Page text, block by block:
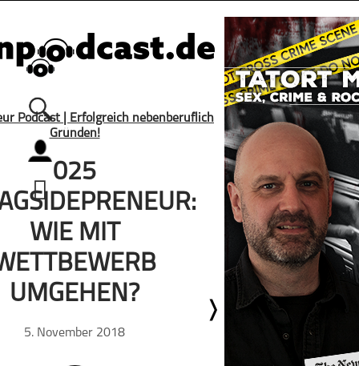
Alle Podcasts
Bildung
Business
Comedy
Essen & Trinken
Familie & Elternschaft
Fiktion
025
WIE MIT
UMGEHEN?
5. November 2018